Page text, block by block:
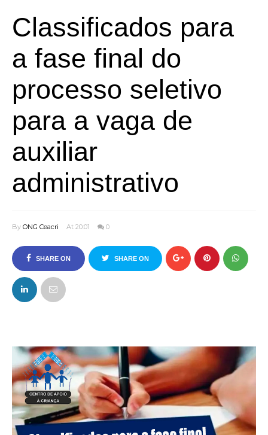
Classificados para
a fase final do
processo seletivo
para a vaga de
auxiliar
administrativo
By ONG Ceacri At 20:01 0
SHARE ON
FACEBOOK
SHARE ON